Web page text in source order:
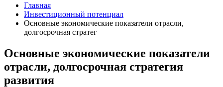
Главная
Инвестиционный потенциал
Основные экономические показатели отрасли,
долгосрочная стратег
Основные экономические показатели
отрасли, долгосрочная стратегия
развития